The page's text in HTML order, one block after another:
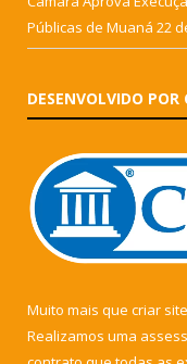
Públicas de Muaná 22
DESENVOLVIDO POR
Muito mais que criar site
Realizamos uma